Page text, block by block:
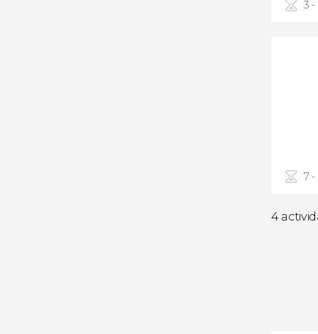
3 -
7
4